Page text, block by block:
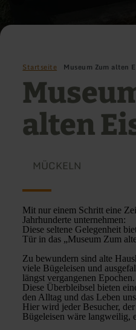
Startseite Museum Zum alten
alten
MÜCKELN
Mit nur einem Schritt eine
Jahrhunderte unternehmen:
Diese seltene Gelegenheit
Tür in das „Museum Zum
Zu bewundern sind alte
viele Bügeleisen und
längst vergangenen Epochen.
Diese Überbleibsel bieten
den Alltag und das Leben
Hier wird jeder Besucher,
Bügeleisen wäre langweilig,